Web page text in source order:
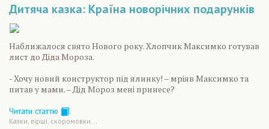
Дитяча казка: Країна новорічних подарунків
Наближалося свято Нового року. Хлопчик Максимко готував
лист до Діда Мороза.
- Хочу новий конструктор під ялинку! – мріяв Максимко та
питав у мами. – Дід Мороз мені принесе?
Читати статтю
Казки, вірші, скоромовки...